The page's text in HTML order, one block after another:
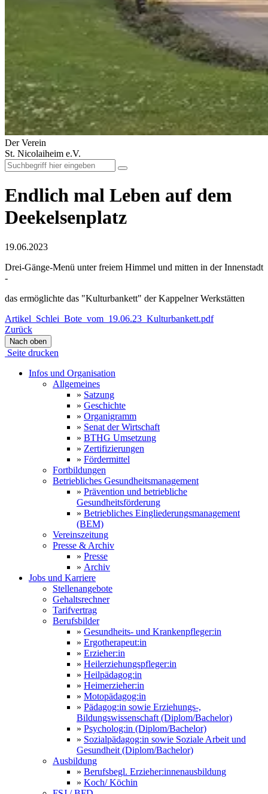
Der Verein
St. Nicolaiheim e.V.
Endlich mal Leben auf dem
Deekelsenplatz
19.06.2023
Drei-Gänge-Menü unter freiem Himmel und mitten in der Innenstadt
-
das ermöglichte das "Kulturbankett" der Kappelner Werkstätten
Artikel_Schlei_Bote_vom_19.06.23_Kulturbankett.pdf
Zurück
Nach oben
Seite drucken
Infos und Organisation
Allgemeines
» Satzung
» Geschichte
» Organigramm
» Senat der Wirtschaft
» BTHG Umsetzung
» Zertifizierungen
» Fördermittel
Fortbildungen
Betriebliches Gesundheitsmanagement
» Prävention und betriebliche
Gesundheitsförderung
» Betriebliches Eingliederungsmanagement
(BEM)
Vereinszeitung
Presse & Archiv
» Presse
» Archiv
Jobs und Karriere
Stellenangebote
Gehaltsrechner
Tarifvertrag
Berufsbilder
» Gesundheits- und Krankenpfleger:in
» Ergotherapeut:in
» Erzieher:in
» Heilerziehungspfleger:in
» Heilpädagog:in
» Heimerzieher:in
» Motopädagog:in
» Pädagog:in sowie Erziehungs-,
Bildungswissenschaft (Diplom/Bachelor)
» Psycholog:in (Diplom/Bachelor)
» Sozialpädagog:in sowie Soziale Arbeit und
Gesundheit (Diplom/Bachelor)
Ausbildung
» Berufsbegl. Erzieher:innenausbildung
» Koch/ Köchin